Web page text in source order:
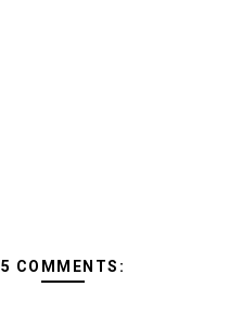
5 COMMENTS: